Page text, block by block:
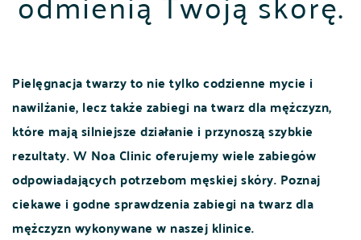
Pielęgnacja twarzy to nie tylko codzienne mycie i
nawilżanie, lecz także zabiegi na twarz dla mężczyzn,
które mają silniejsze działanie i przynoszą szybkie
rezultaty. W Noa Clinic oferujemy wiele zabiegów
odpowiadających potrzebom męskiej skóry. Poznaj
ciekawe i godne sprawdzenia zabiegi na twarz dla
mężczyzn wykonywane w naszej klinice.